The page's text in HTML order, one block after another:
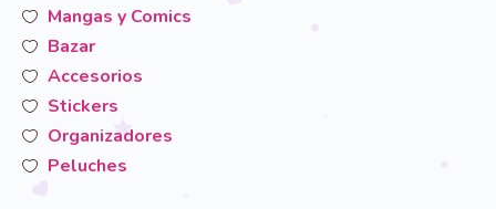
Mangas y Comics
Bazar
Accesorios
Stickers
Organizadores
Peluches